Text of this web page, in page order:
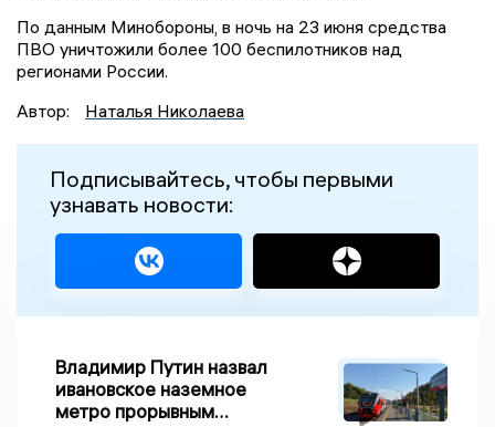
По данным Минобороны, в ночь на 23 июня средства
ПВО уничтожили более 100 беспилотников над
регионами России.
Автор:
Наталья Николаева
Подписывайтесь, чтобы первыми
узнавать новости:
Владимир Путин назвал
ивановское наземное
метро прорывным